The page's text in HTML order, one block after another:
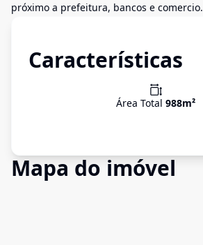
próximo a prefeitura, bancos e comercio.
Características
Área Total 988m²
Mapa do imóvel